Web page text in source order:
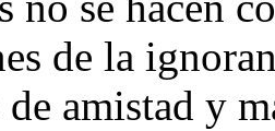
de la
amistad y